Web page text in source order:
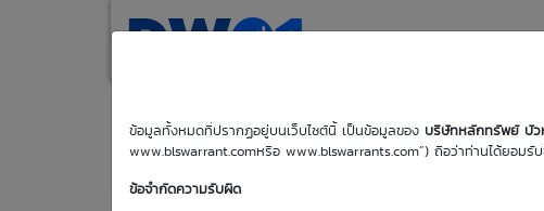
ข้อมูลทั้งหมดที่ปรากฏอยู่บนเว็บไซต์นี้ เป็นข้อมูลของ บริษัทหลักทรัพย์ บัว
www.blswarrant.comหรือ www.blswarrants.com”) ถือว่าท่านได้ยอมรั
ข้อจำกัดความรับผิด
Home(current)
Search My DW